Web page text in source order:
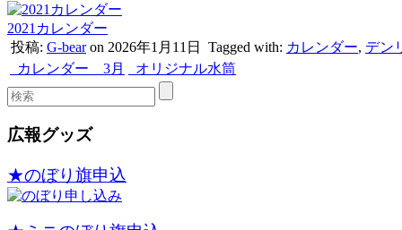
2021カレンダー
投稿: G-bearon 2026年1月11日 Tagged with: カレンダー, デン
カレンダー 3月
オリジナル水筒
広報グッズ
★のぼり旗申込